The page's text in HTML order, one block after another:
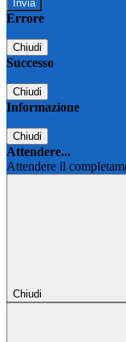
Errore
Chiudi
Successo
Chiudi
Informazione
Chiudi
Attendere...
Attendere il
Chiudi